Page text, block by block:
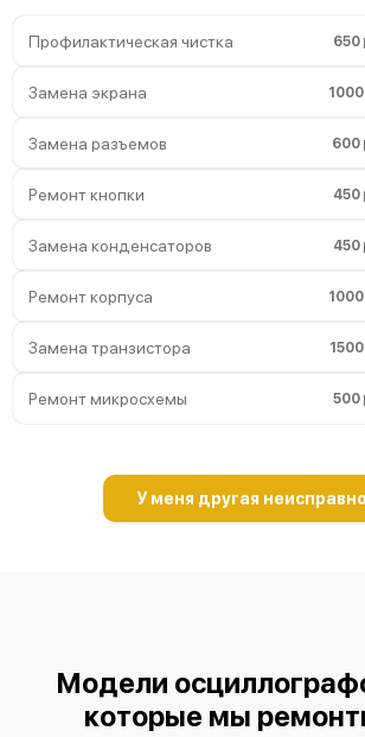
Профилактическая чистка 650
Замена экрана 1000
Замена разъемов 600
Ремонт кнопки 450
Замена конденсаторов 450
Ремонт корпуса 1000
Замена транзистора 1500
Ремонт микросхемы 500
У меня другая
Модели
которые мы